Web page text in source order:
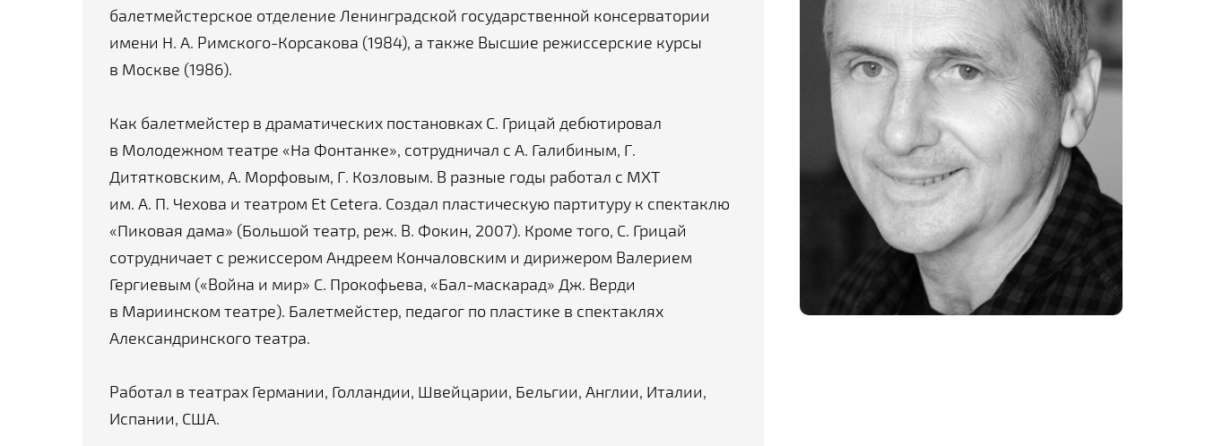
балетмейстерское отделение Ленинградской государственной консерватории
имени Н. А. Римского-Корсакова (1984), а также Высшие режиссерские курсы
в Москве (1986).
Как балетмейстер в драматических постановках С. Грицай дебютировал
в Молодежном театре «На Фонтанке», сотрудничал с А. Галибиным, Г.
Дитятковским, А. Морфовым, Г. Козловым. В разные годы работал с МХТ
им. А. П. Чехова и театром Et Cetera. Создал пластическую партитуру к спектаклю
«Пиковая дама» (Большой театр, реж. В. Фокин, 2007). Кроме того, С. Грицай
сотрудничает с режиссером Андреем Кончаловским и дирижером Валерием
Гергиевым («Война и мир» С. Прокофьева, «Бал-маскарад» Дж. Верди
в Мариинском театре). Балетмейстер, педагог по пластике в спектаклях
Александринского театра.
Работал в театрах Германии, Голландии, Швейцарии, Бельгии, Англии, Италии,
Испании, США.